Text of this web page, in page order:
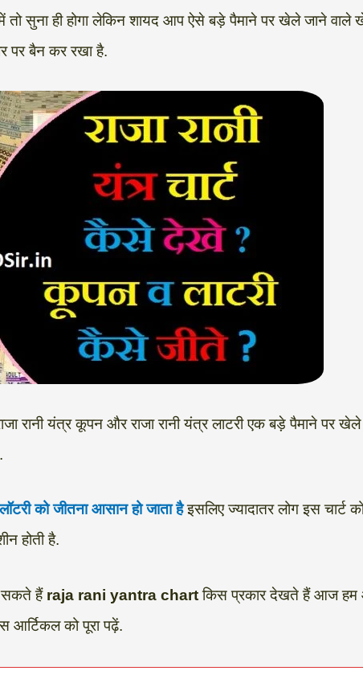
सुना ही होगा लेकिन शायद आप ऐसे बड़े पैमाने पर खेले जाने वाले
पर बैन कर रखा है.
रानी यंत्र कूपन और राजा रानी यंत्र लाटरी एक बड़े पैमाने पर
को जीतना आसान हो जाता है इसलिए ज्यादातर लोग इस चार्ट
होती है.
सकते हैंraja rani yantra chartकिस प्रकार देखते हैं आज हम
आर्टिकल को पूरा पढ़ें.